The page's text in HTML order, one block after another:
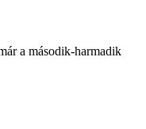
a második-harmadik